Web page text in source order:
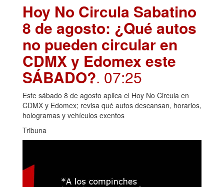
Hoy No Circula Sabatino
8 de agosto: ¿Qué autos
no pueden circular en
CDMX y Edomex este
SÁBADO?. 07:25
Este sábado 8 de agosto aplica el Hoy No Circula en
CDMX y Edomex; revisa qué autos descansan, horarios,
hologramas y vehículos exentos
Tribuna